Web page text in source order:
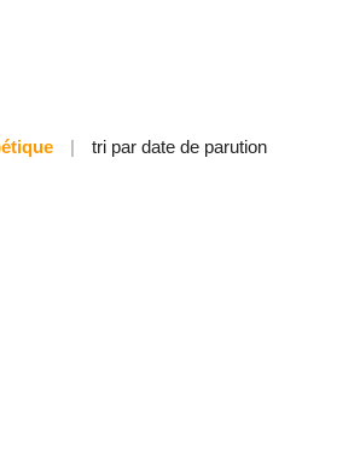
| tri par date de parution